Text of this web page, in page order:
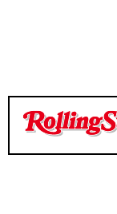
TEMPO DI
TEMPO DI